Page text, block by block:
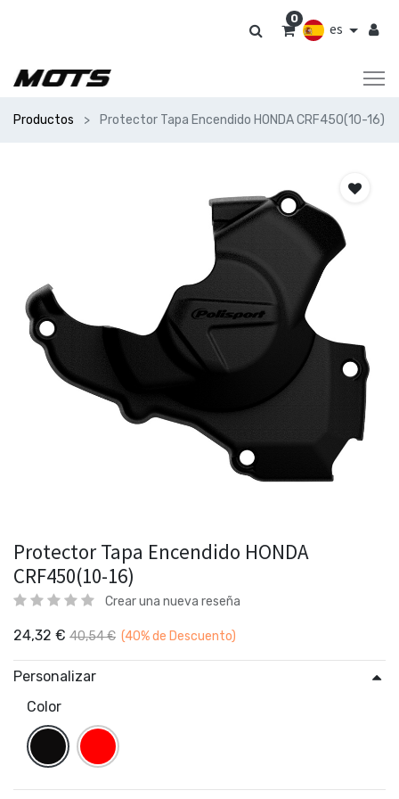
es
0
Productos Protector Tapa Encendido HONDA CRF450(10-16)
Protector Tapa Encendido HONDA
CRF450(10-16)
Crear una nueva reseña
24,32 € 40,54€ (40%de Descuento)
Personalizar
Color